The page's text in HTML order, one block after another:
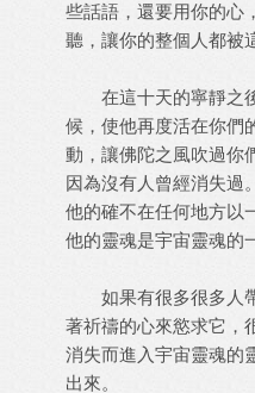
些話語，還要用你的心
聽，讓你的整個人都被
在這十天的寧靜之後
候，使他再度活在你們
動，讓佛陀之風吹過你
因為沒有人曾經消失過
他的確不在任何地方以
他的靈魂是宇宙靈魂的
如果有很多很多人帶
著祈禱的心來慾求它，
消失而進入宇宙靈魂的
出來。